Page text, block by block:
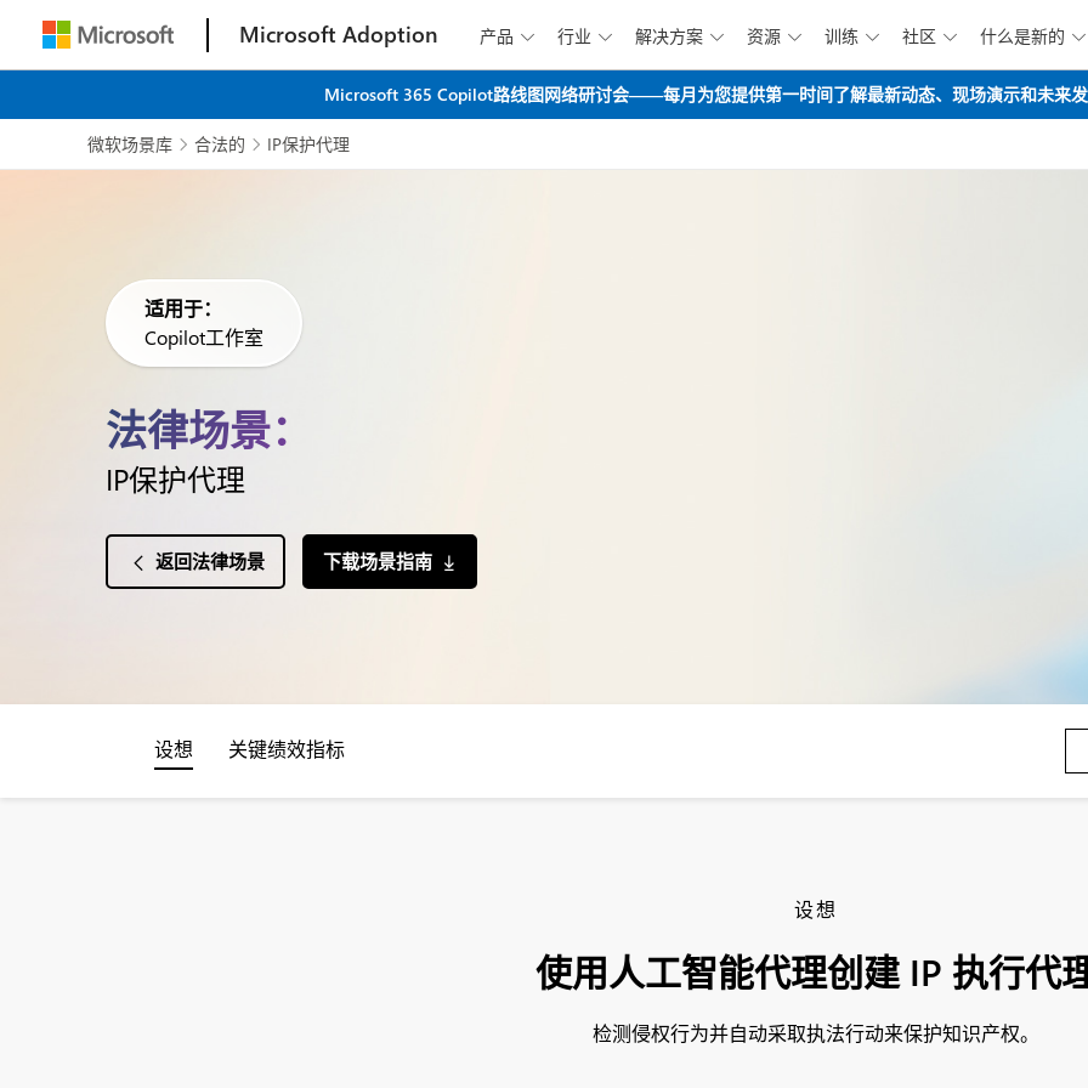
跳到主要内容
Microsoft Adoption 产品  行业  解决方案  资源  训练  社区  什么是新的 
Microsoft 365 Copilot路线图网络研讨会——每月为您提供第一时间了解最新动态、现场演示和未来
微软场景库  合法的  IP保护代理
适用于：
Copilot工作室
法律场景：
IP保护代理
返回法律场景 下载场景指南
设想 关键绩效指标
设想
使用人工智能代理创建 IP 执行代
检测侵权行为并自动采取执法行动来保护知识产权。